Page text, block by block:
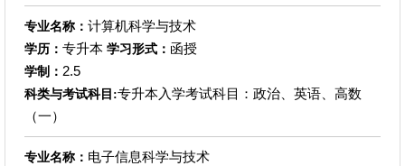
专业名称： 计算机科学与技术
学历： 专升本 学习形式： 函授
学制： 2.5
科类与考试科目:专升本入学考试科目：政治、英语、高数
（一）
专业名称： 电子信息科学与技术